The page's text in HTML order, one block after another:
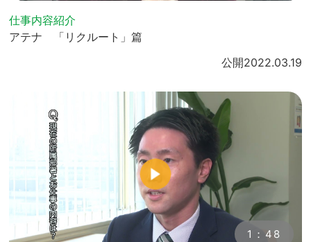
仕事内容紹介
アテナ 「リクルート」篇
公開2022.03.19
1：48